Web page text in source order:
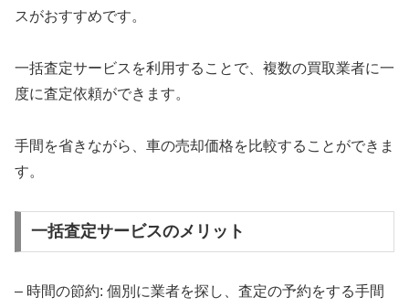
スがおすすめです。
一括査定サービスを利用することで、複数の買取業者に一
度に査定依頼ができます。
手間を省きながら、車の売却価格を比較することができま
す。
一括査定サービスのメリット
– 時間の節約: 個別に業者を探し、査定の予約をする手間